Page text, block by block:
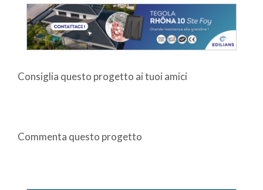
Consiglia questo progetto ai tuoi amici
Commenta questo progetto